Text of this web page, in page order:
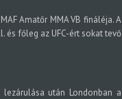
Amatőr MMA VB fináléja. A
és főleg az UFC-ért sokat tevő
után Londonban a